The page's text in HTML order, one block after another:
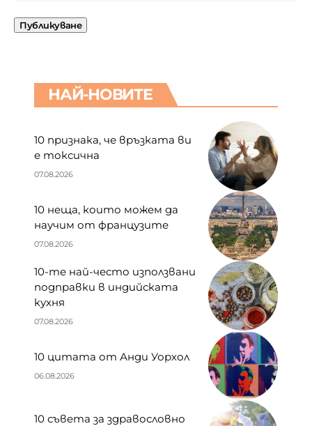
НАЙ-НОВИТЕ
10 признака, че връзката ви
е токсична
07.08.2026
10 неща, които можем да
научим от французите
07.08.2026
10-те най-често използвани
подправки в индийската
кухня
07.08.2026
10 цитата от Анди Уорхол
06.08.2026
10 съвета за здравословно